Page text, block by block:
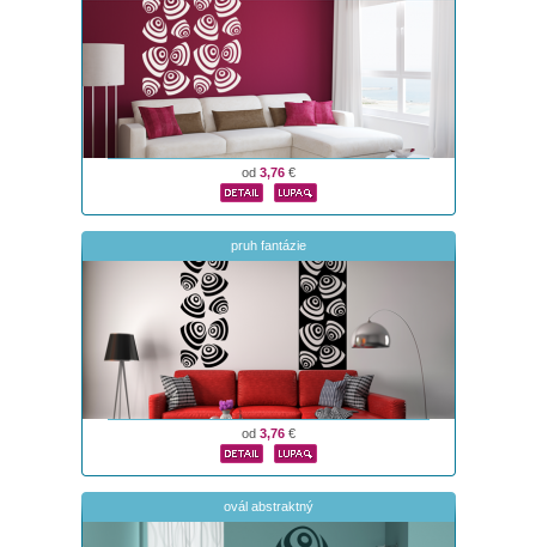
od 3,76€
pruh fantázie
od 3,76€
ovál abstraktný